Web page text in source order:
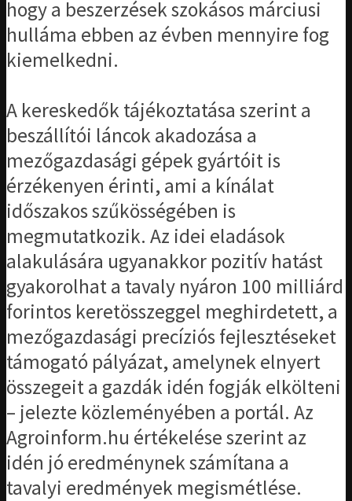
hogy a beszerzések szokásos márciusi
hulláma ebben az évben mennyire fog
kiemelkedni.
A kereskedők tájékoztatása szerint a
beszállítói láncok akadozása a
mezőgazdasági gépek gyártóit is
érzékenyen érinti, ami a kínálat
időszakos szűkösségében is
megmutatkozik. Az idei eladások
alakulására ugyanakkor pozitív hatást
gyakorolhat a tavaly nyáron 100 milliárd
forintos keretösszeggel meghirdetett, a
mezőgazdasági precíziós fejlesztéseket
támogató pályázat, amelynek elnyert
összegeit a gazdák idén fogják elkölteni
– jelezte közleményében a portál. Az
Agroinform.hu értékelése szerint az
idén jó eredménynek számítana a
tavalyi eredmények megismétlése.